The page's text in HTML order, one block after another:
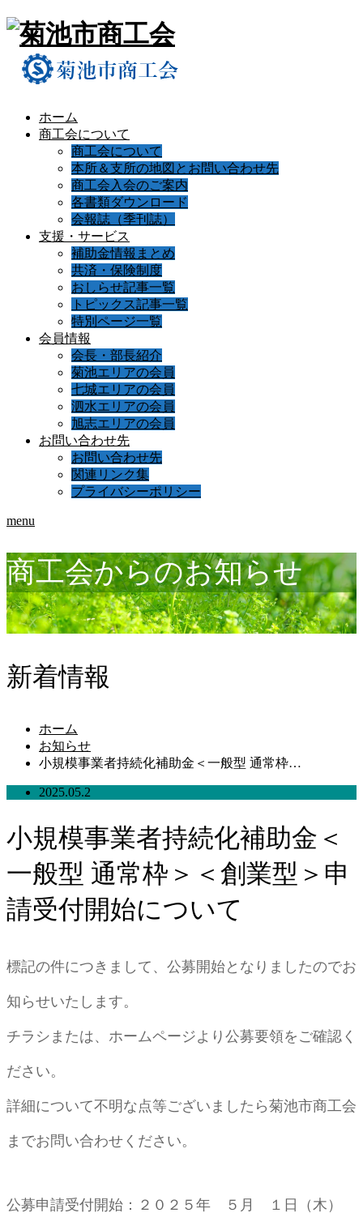
ホーム
商工会について
商工会について
本所＆支所の地図とお問い合わせ先
商工会入会のご案内
各書類ダウンロード
会報誌（季刊誌）
支援・サービス
補助金情報まとめ
共済・保険制度
おしらせ記事一覧
トピックス記事一覧
特別ページ一覧
会員情報
会長・部長紹介
菊池エリアの会員
七城エリアの会員
泗水エリアの会員
旭志エリアの会員
お問い合わせ先
お問い合わせ先
関連リンク集
プライバシーポリシー
menu
商工会からのお知らせ
新着情報
ホーム
お知らせ
小規模事業者持続化補助金＜一般型 通常枠…
2025.05.2
小規模事業者持続化補助金＜
一般型 通常枠＞＜創業型＞申
請受付開始について
標記の件につきまして、公募開始となりましたのでお
知らせいたします。
チラシまたは、ホームページより公募要領をご確認く
ださい。
詳細について不明な点等ございましたら菊池市商工会
までお問い合わせください。
公募申請受付開始：２０２５年 ５月 １日（木）